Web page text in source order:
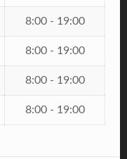
8:00 - 19:00
8:00 - 19:00
8:00 - 19:00
8:00 - 19:00